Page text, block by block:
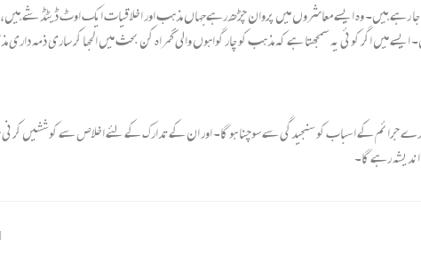
جا رہے ہیں۔ وہ ایسے معاشروں میں پروان چڑھ رہےجہاں مذہب اور اخلاقیات ایک اوٹ ڈیٹڈ شے
اگر کوئی یہ سمجھتا ہے کہ مذہب کو چار گواہوں والی گمراہ کن بحث میں الجھا کر ساری ذمہ داری
جرائم کے اسباب کو سنجیدگی سے سوچنا ہو گا۔ اور ان کے تدارک کے لئے اخلاص سے کوششیں کرنی
رہے گا۔